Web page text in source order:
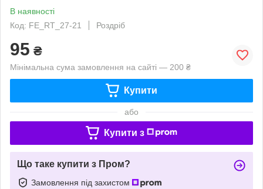
В наявності
Код: FE_RT_27-21
Роздріб
95 ₴
Мінімальна сума замовлення на сайті — 200 ₴
Купити
або
Купити з
Що таке купити з Пром?
Замовлення під захистом